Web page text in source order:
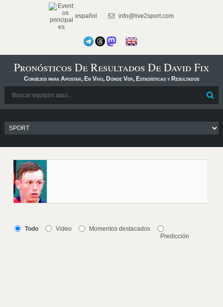
español info@live2sport.com
Pronósticos De Resultados De David Fix
Consejos para Apostar, En Vivo, Dónde Ver, Estadísticas y Resultados
Todo Video
Momentos destacados
Predicción